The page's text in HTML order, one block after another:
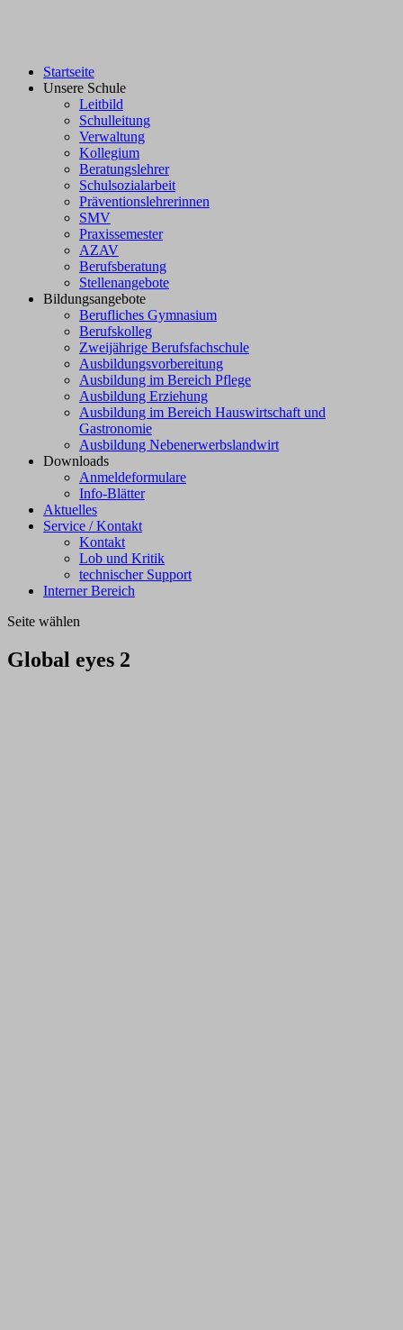
Startseite
Unsere Schule
Leitbild
Schulleitung
Verwaltung
Kollegium
Beratungslehrer
Schulsozialarbeit
Präventionslehrerinnen
SMV
Praxissemester
AZAV
Berufsberatung
Stellenangebote
Bildungsangebote
Berufliches Gymnasium
Berufskolleg
Zweijährige Berufsfachschule
Ausbildungsvorbereitung
Ausbildung im Bereich Pflege
Ausbildung Erziehung
Ausbildung im Bereich Hauswirtschaft und
Gastronomie
Ausbildung Nebenerwerbslandwirt
Downloads
Anmeldeformulare
Info-Blätter
Aktuelles
Service / Kontakt
Kontakt
Lob und Kritik
technischer Support
Interner Bereich
Seite wählen
Global eyes 2